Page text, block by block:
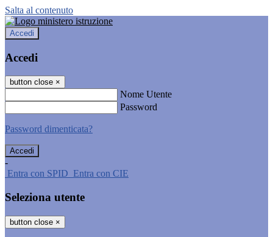
Salta al contenuto
Accedi
Accedi
button close ×
Nome Utente
Password
Password dimenticata?
-
Entra con SPID Entra con CIE
Seleziona utente
button close ×